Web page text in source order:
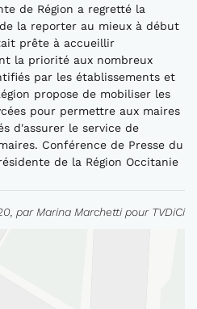
de Région a regretté la
la reporter au mieux à début
prête à accueillir
la priorité aux nombreux
par les établissements et
propose de mobiliser les
pour permettre aux maires
d'assurer le service de
Conférence de Presse du
de la Région Occitanie
par Marina Marchetti pour TVDiCi